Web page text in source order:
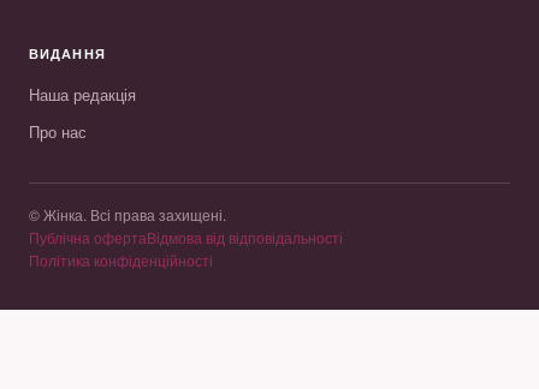
ВИДАННЯ
Наша редакція
Про нас
© Жінка. Всі права захищені.
Публічна офертаВідмова від відповідальності
Політика конфіденційності